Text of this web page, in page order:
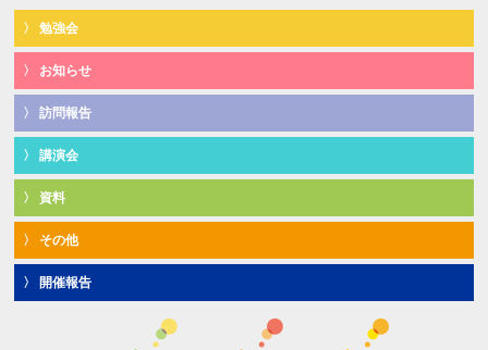
勉強会
お知らせ
訪問報告
講演会
資料
その他
開催報告